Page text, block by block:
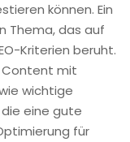
können. Ein
Thema, das auf
Kriterien beruht.
Content mit
wichtige
die eine gute
für